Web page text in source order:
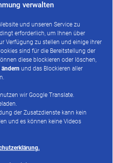
verwalten
und unseren Service zu
erforderlich, um Ihnen über
Verfügung zu stellen und einige ihrer
sind für die Bereitstellung der
diese blockieren oder löschen,
ändern und das Blockieren aller
wir Google Translate.
der Zusatzdienste kann kein
und es können keine Videos